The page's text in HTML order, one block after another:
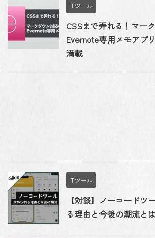
ITツール
CSSまで弄れる！マー
Evernote専用メモアプ
満載
ITツール
【対談】ノーコードツ
る理由と今後の潮流とは